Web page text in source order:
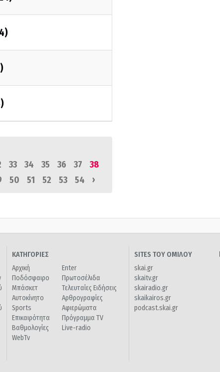
33 34 35 36 37
38
50 51 52 53 54 ›
ΚΑΤΗΓΟΡΙΕΣ
Αρχική
Ποδόσφαιρο
Μπάσκετ
Αυτοκίνητο
Sports
Επικαιρότητα
Βαθμολογίες
WebTv
Enter
Πρωτοσέλιδα
Τελευταίες Ειδήσεις
Αρθρογραφίες
Αφιερώματα
Πρόγραμμα TV
Live-radio
SITES ΤΟΥ ΟΜΙΛΟΥ
skai.gr
skaitv.gr
skairadio.gr
skaikairos.gr
podcast.skai.gr